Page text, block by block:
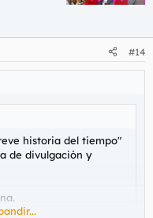
#14
historia del tiempo"
de divulgación y